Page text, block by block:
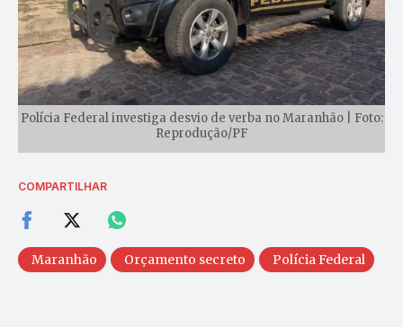
Polícia Federal investiga desvio de verba no Maranhão | Foto:
Reprodução/PF
COMPARTILHAR
Maranhão Orçamento secreto Polícia Federal